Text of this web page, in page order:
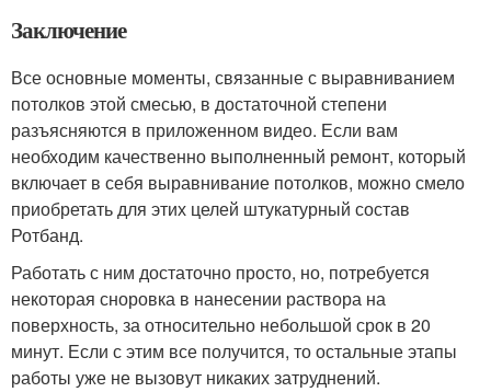
Заключение
Все основные моменты, связанные с выравниванием
потолков этой смесью, в достаточной степени
разъясняются в приложенном видео. Если вам
необходим качественно выполненный ремонт, который
включает в себя выравнивание потолков, можно смело
приобретать для этих целей штукатурный состав
Ротбанд.
Работать с ним достаточно просто, но, потребуется
некоторая сноровка в нанесении раствора на
поверхность, за относительно небольшой срок в 20
минут. Если с этим все получится, то остальные этапы
работы уже не вызовут никаких затруднений.